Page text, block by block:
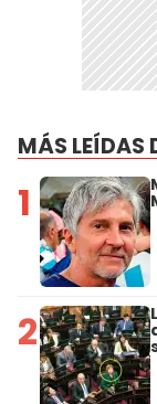
MÁS LEÍDAS
1
2